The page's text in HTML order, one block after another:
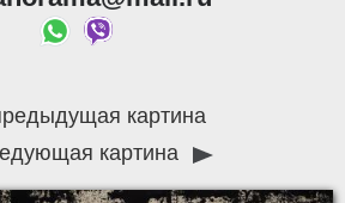
картина
картина